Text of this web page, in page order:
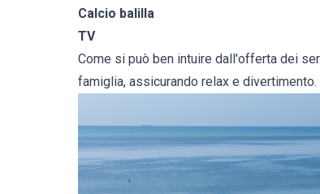
Calcio balilla
TV
Come si può ben intuire dall'offerta dei
famiglia, assicurando relax e divertimento.